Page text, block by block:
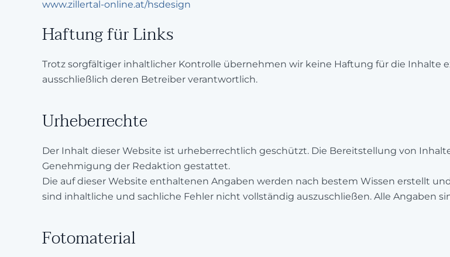
www.zillertal-online.at/hsdesign
Haftung für Links
Trotz sorgfältiger inhaltlicher Kontrolle übernehmen wir keine Haftung für die Inhalte
ausschließlich deren Betreiber verantwortlich.
Urheberrechte
Der Inhalt dieser Website ist urheberrechtlich geschützt. Die Bereitstellung von
Genehmigung der Redaktion gestattet.
Die auf dieser Website enthaltenen Angaben werden nach bestem Wissen erstellt
sind inhaltliche und sachliche Fehler nicht vollständig auszuschließen. Alle Angaben
Fotomaterial